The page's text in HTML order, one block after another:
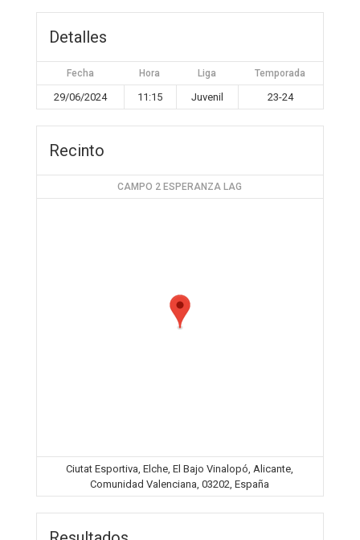
Detalles
Fecha Hora Liga Temporada
29/06/2024 11:15 Juvenil 23-24
Recinto
CAMPO 2 ESPERANZA LAG
Ciutat Esportiva, Elche, El Bajo Vinalopó, Alicante,
Comunidad Valenciana, 03202, España